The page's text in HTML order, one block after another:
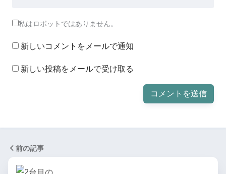
私はロボットではありません。
新しいコメントをメールで通知
新しい投稿をメールで受け取る
前の記事